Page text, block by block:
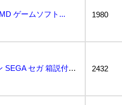
ゲームソフト... 1980
動作保証品 MD メガドライブ SORCERIAN ソーサリアン SEGA セガ 箱説付【10... 2432